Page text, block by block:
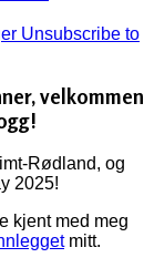
Unsubscribe to
velkommen
Rødland, og
2025!
kjent med meg
mitt.